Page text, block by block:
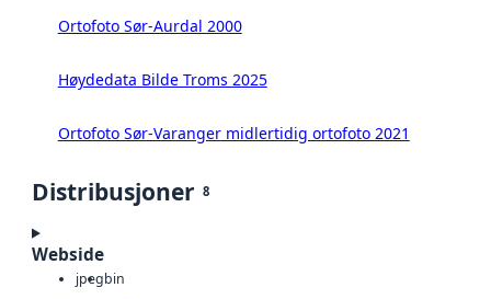
Ortofoto Sør-Aurdal 2000
Høydedata Bilde Troms 2025
Ortofoto Sør-Varanger midlertidig ortofoto 2021
Distribusjoner 8
Webside
jpegbin